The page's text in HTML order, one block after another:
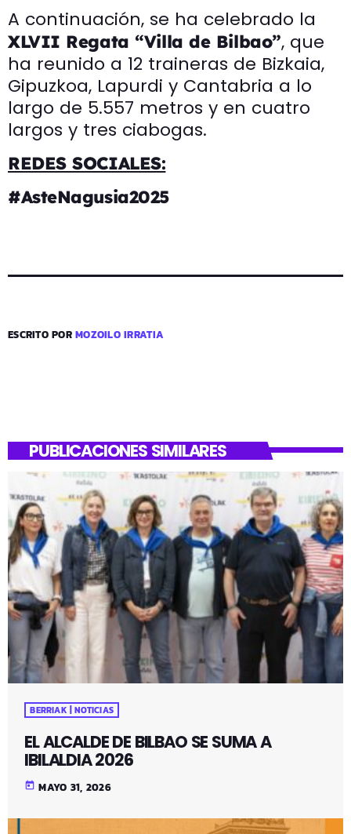
A continuación, se ha celebrado la
XLVII Regata “Villa de Bilbao”, que
ha reunido a 12 traineras de Bizkaia,
Gipuzkoa, Lapurdi y Cantabria a lo
largo de 5.557 metros y en cuatro
largos y tres ciabogas.
REDES SOCIALES:
#AsteNagusia2025
ESCRITO PORMOZOILO IRRATIA
PUBLICACIONES SIMILARES
BERRIAK | NOTICIAS
EL ALCALDE DE BILBAO SE SUMA A
IBILALDIA 2026
today MAYO 31, 2026